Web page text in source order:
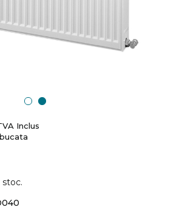
Inclus
stoc.